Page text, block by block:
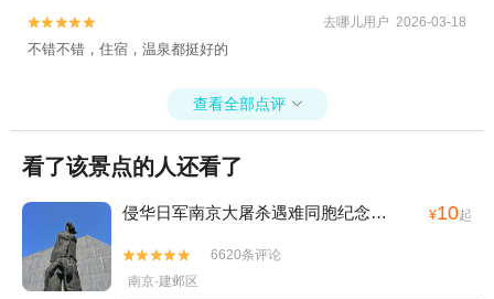
山文化旅游区+南京玄武湖游船+汤山翠谷现
代农业示范园+南京光阳大舞台+高淳国际慢
四军驻高淳办事处旧址+高淳国际慢城建峰农
家乐+高淳国际慢城长春农家+高淳国际慢城
长青农家乐+南京汤山温泉宾馆+南京保利大
剧院+南京大行宫会堂+南京人民大会堂+南
京奥体中心+工人汤山温泉+桃花岛风景区
+南京乐天世界+大报恩寺遗址景区+奔跑拓
展乐园（玄武湖公园站）+奔跑拓展乐园（汤
山地质公园站）+大报恩寺遗址景区+冶山国

 去哪儿用户 2026-03-18
不错不错，住宿，温泉都挺好的
查看全部点评 
看了该景点的人还看了
侵华日军南京大屠杀遇难同胞纪念馆 ¥10起


6620条评论
南京·建邺区